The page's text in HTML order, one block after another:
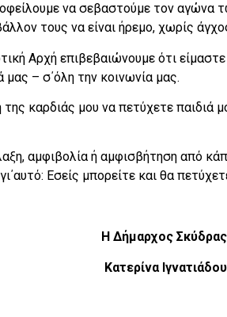
να σεβαστούμε τον αγώνα
τους να είναι ήρεμο, χωρίς
Αρχή επιβεβαιώνουμε ότι είμαστε
μας – σ΄όλη την κοινωνία μας.
καρδιάς μου να πετύχετε παιδιά
αμφιβολία ή αμφισβήτηση από
Εσείς μπορείτε και θα
Σκύδρας
Ιγνατιάδου